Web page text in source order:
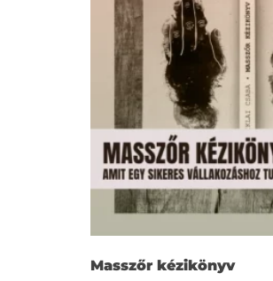
Masszőr kézikönyv